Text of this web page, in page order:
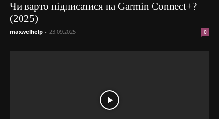
Чи варто підписатися на Garmin Connect+?
(2025)
maxwelhelp - 23.09.2025 0